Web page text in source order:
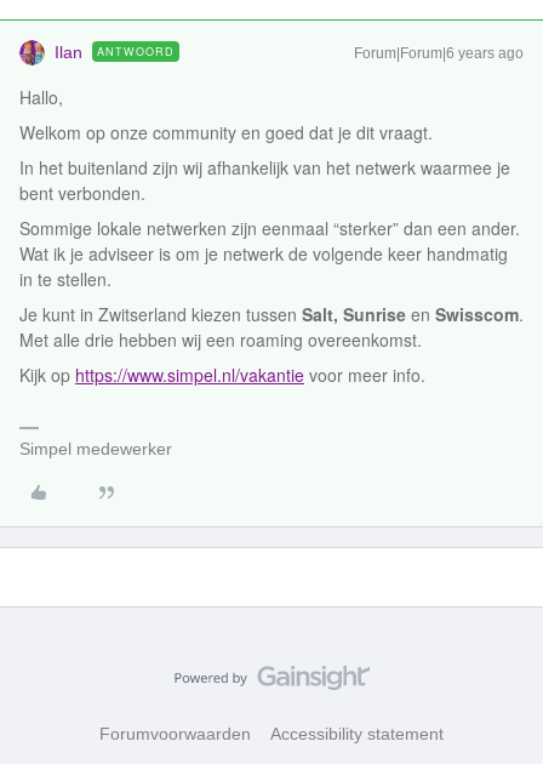
Ilan ANTWOORD Forum|Forum|6 years ago
Hallo,
Welkom op onze community en goed dat je dit vraagt.
In het buitenland zijn wij afhankelijk van het netwerk waarmee je
bent verbonden.
Sommige lokale netwerken zijn eenmaal “sterker” dan een ander.
Wat ik je adviseer is om je netwerk de volgende keer handmatig
in te stellen.
Je kunt in Zwitserland kiezen tussen Salt, Sunrise en Swisscom.
Met alle drie hebben wij een roaming overeenkomst.
Kijk op https://www.simpel.nl/vakantie voor meer info.
Simpel medewerker
Forumvoorwaarden Accessibility statement